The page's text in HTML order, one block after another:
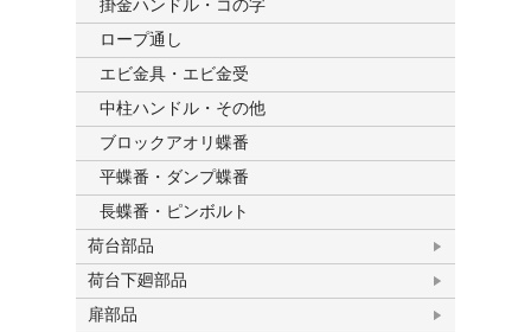
掛金ハンドル・コの字
ロープ通し
エビ金具・エビ金受
中柱ハンドル・その他
ブロックアオリ蝶番
平蝶番・ダンプ蝶番
長蝶番・ピンボルト
荷台部品
荷台下廻部品
扉部品